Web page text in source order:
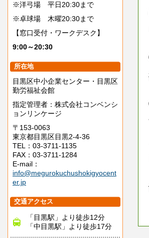
※洋弓場 平日20:30まで
※卓球場 木曜20:30まで
【窓口受付・ワークデスク】
9:00～20:30
所在地
目黒区中小企業センター・目黒区
勤労福祉会館
指定管理者：株式会社コンベンシ
ョンリンケージ
〒153-0063
東京都目黒区目黒2-4-36
TEL：03-3711-1135
FAX：03-3711-1284
E-mail：
info@megurokuchushokigyocent
er.jp
交通アクセス
「目黒駅」より徒歩12分
「中目黒駅」より徒歩17分